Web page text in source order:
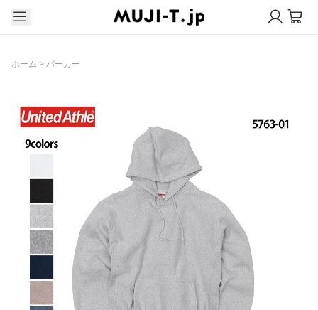
ホーム > パーカー